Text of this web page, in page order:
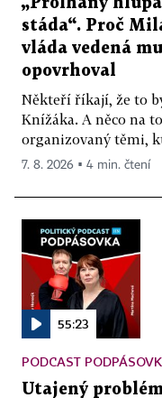
stáda“. Proč
vláda vedená
opovrhoval
Někteří říkají, že to
Knížáka. A něco na
organizovaný těmi,
7. 8. 2026 ▪ 4 min. čtení
55:23
PODCAST
Utajený